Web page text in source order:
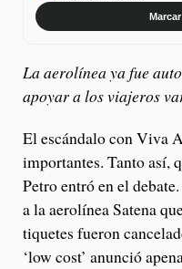
La aerolínea ya fue
apoyar a los viajeros
El escándalo con Viva
importantes. Tanto así,
Petro entró en el
a la aerolínea Satena
tiquetes fueron
‘low cost’ anunció